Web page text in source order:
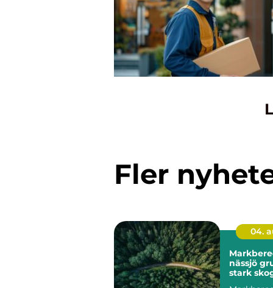
Fler
04.
nässjö grunden för
stark